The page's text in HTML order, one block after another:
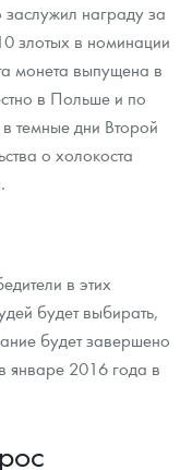
награду за
злотых в номинации
монета выпущена в
в Польше и по
темные дни Второй
о холокоста
в этих
будет выбирать,
будет завершено
январе 2016 года в